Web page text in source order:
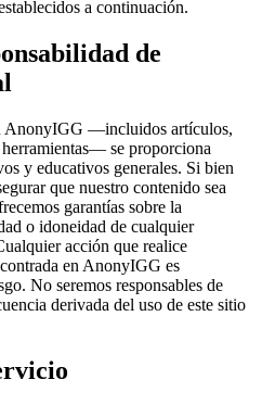
a continuación.
de
AnonyIGG —incluidos artículos,
se proporciona
y educativos generales. Si bien
que nuestro contenido sea
garantías sobre la
o idoneidad de cualquier
acción que realice
en AnonyIGG es
No seremos responsables de
derivada del uso de este sitio